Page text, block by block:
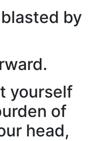
by
yourself
of
head,